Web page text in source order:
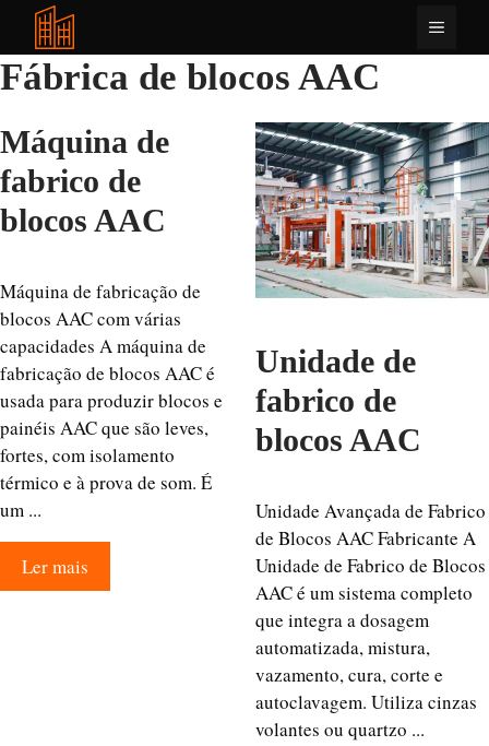
Saltar
o
conteúdo
Menu
Fábrica de blocos AAC
Máquina de
fabrico de
blocos AAC
Máquina de fabricação de
blocos AAC com várias
capacidades A máquina de
fabricação de blocos AAC é
usada para produzir blocos e
painéis AAC que são leves,
fortes, com isolamento
térmico e à prova de som. É
um ...
Ler mais
Unidade de
fabrico de
blocos AAC
Unidade Avançada de Fabrico
de Blocos AAC Fabricante A
Unidade de Fabrico de Blocos
AAC é um sistema completo
que integra a dosagem
automatizada, mistura,
vazamento, cura, corte e
autoclavagem. Utiliza cinzas
volantes ou quartzo ...